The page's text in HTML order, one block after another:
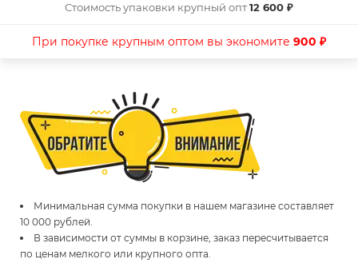
Стоимость упаковки крупный опт12 600 ₽
При покупке крупным оптом вы экономите 900 ₽
Минимальная сумма покупки в нашем магазине составляет
10 000 рублей.
В зависимости от суммы в корзине, заказ пересчитывается
по ценам мелкого или крупного опта.